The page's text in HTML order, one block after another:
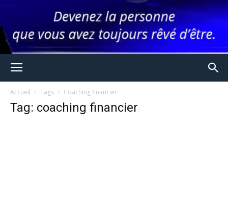
Accueil Tags Coaching financier
Tag: coaching financier